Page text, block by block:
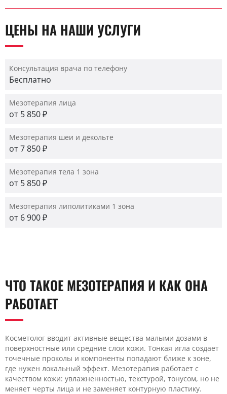
ЦЕНЫ НА НАШИ УСЛУГИ
Консультация врача по телефону
Бесплатно
Мезотерапия лица
от 5 850 ₽
Мезотерапия шеи и декольте
от 7 850 ₽
Мезотерапия тела 1 зона
от 5 850 ₽
Мезотерапия липолитиками 1 зона
от 6 900 ₽
ЧТО ТАКОЕ МЕЗОТЕРАПИЯ И КАК ОНА
РАБОТАЕТ
Косметолог вводит активные вещества малыми дозами в
поверхностные или средние слои кожи. Тонкая игла создает
точечные проколы и компоненты попадают ближе к зоне,
где нужен локальный эффект. Мезотерапия работает с
качеством кожи: увлажненностью, текстурой, тонусом, но не
меняет черты лица и не заменяет контурную пластику.